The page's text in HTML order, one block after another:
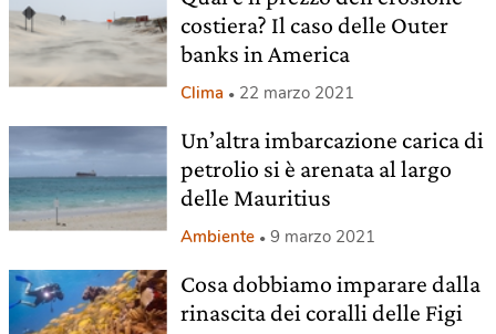
costiera? Il caso delle Outer
banks in America
Clima 22 marzo 2021
Un’altra imbarcazione carica di
petrolio si è arenata al largo
delle Mauritius
Ambiente 9 marzo 2021
Cosa dobbiamo imparare dalla
rinascita dei coralli delle Figi